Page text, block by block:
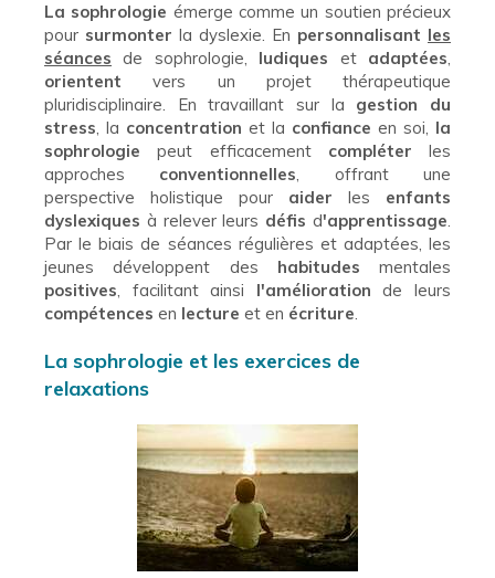
La sophrologie émerge comme un soutien précieux
pour surmonter la dyslexie. En personnalisant les
séances de sophrologie, ludiques et adaptées,
oriententvers un projet thérapeutique
pluridisciplinaire. En travaillant sur la gestion du
stress, la concentration et la confiance en soi, la
sophrologie peut efficacement compléter les
approches conventionnelles, offrant une
perspective holistique pour aider les enfants
dyslexiques à relever leurs défis d'apprentissage.
Par le biais de séances régulières et adaptées, les
jeunes développent des habitudes mentales
positives, facilitant ainsi l'amélioration de leurs
compétences en lecture et en écriture.
La sophrologie et les exercices de
relaxations